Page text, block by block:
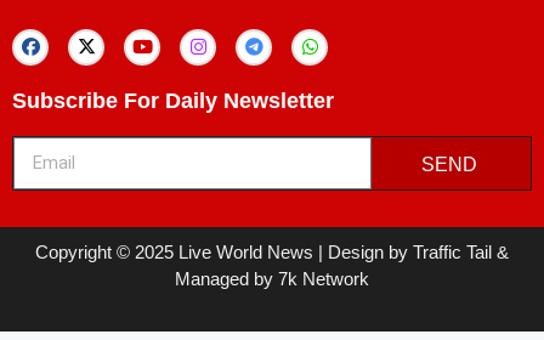
Subscribe For Daily Newsletter
SEND
Copyright © 2025 Live World News | Design by Traffic Tail &
Managed by 7k Network